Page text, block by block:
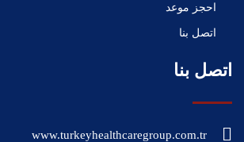
احجز موعد
اتصل بنا
اتصل بنا
www.turkeyhealthcaregroup.com.tr